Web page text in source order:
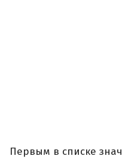
Первым в списке